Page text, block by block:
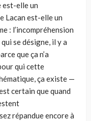
est-elle un
Lacan est-elle un
: l’incompréhension
se désigne, il y a
que ça n’a
qui cette
ça existe —
certain que quand
répandue encore à